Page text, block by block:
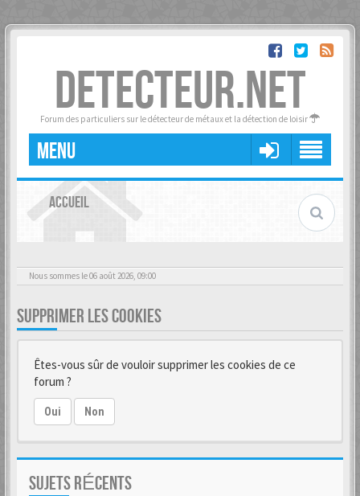
DETECTEUR.NET
Forum des particuliers sur le détecteur de métaux et la détection de loisir
MENU
ACCUEIL
Nous sommes le 06 août 2026, 09:00
SUPPRIMER LES COOKIES
Êtes-vous sûr de vouloir supprimer les cookies de ce
forum ?
Oui Non
SUJETS RÉCENTS